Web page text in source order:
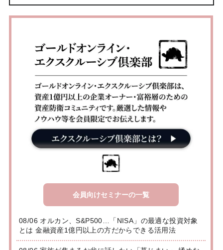
会員向けセミナーの一覧
08/06 オルカン、S&P500…「NISA」の最適な投資対象
とは 金融資産1億円以上の方だからできる活用法